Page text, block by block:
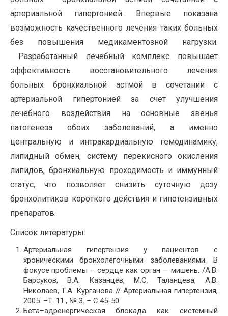
артериальной гипертонией. Впервые показана
возможность качественного лечения таких больных
без повышения медикаментозной нагрузки.
Разработанный лечебный комплекс повышает
эффективность восстановительного лечения
больных бронхиальной астмой в сочетании с
артериальной гипертонией за счет улучшения
лечебного воздействия на основные звенья
патогенеза обоих заболеваний, а именно
центральную и интракардиальную гемодинамику,
липидный обмен, систему перекисного окисления
липидов, бронхиальную проходимость и иммунный
статус, что позволяет снизить суточную дозу
бронхолитиков короткого действия и гипотензивных
препаратов.
Список литературы:
Артериальная гипертензия у пациентов с
хроническими бронхолегочными заболеваниями. В
фокусе проблемы – сердце как орган — мишень. /А.В.
Барсуков, В.А. Казанцев, М.С. Таланцева, А.В.
Николаев, Т.А. Курганова // Артериальная гипертензия,
2005. –Т. 11., № 3. – С.45-50
Бета–адренергическая блокада как системный